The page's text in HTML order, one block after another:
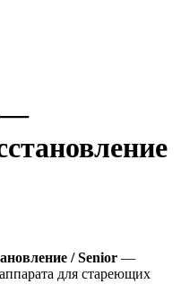
—
/ Senior —
для стареющих